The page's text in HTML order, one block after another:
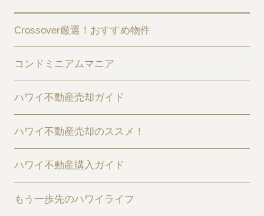
Crossover厳選！おすすめ物件
コンドミニアムマニア
ハワイ不動産売却ガイド
ハワイ不動産売却のススメ！
ハワイ不動産購入ガイド
もう一歩先のハワイライフ